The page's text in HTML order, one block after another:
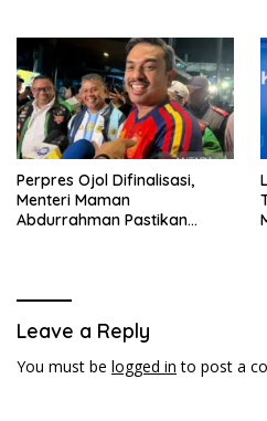
Perpres Ojol Difinalisasi,
Menteri Maman
Abdurrahman Pastikan
Leave a Reply
You must be logged in to post a